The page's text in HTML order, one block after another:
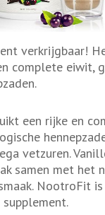
verkrijgbaar!
complete eiwit,
een rijke en
vetzuren.
samen met het
NootroFit